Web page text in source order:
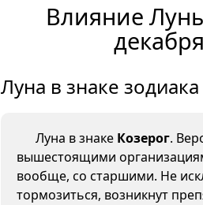
Влияние
Луна в знаке
Луна в знаке Козерог.
вышестоящими
вообще, со старшими. Не
тормозиться, возникнут